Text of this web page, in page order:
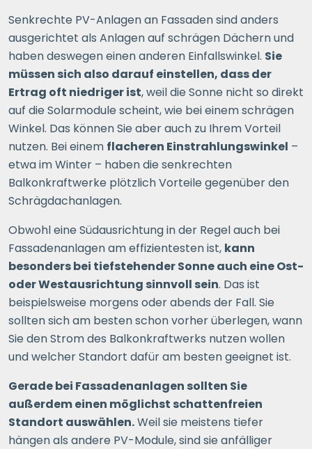
Senkrechte PV-Anlagen an Fassaden sind anders
ausgerichtet als Anlagen auf schrägen Dächern und
haben deswegen einen anderen Einfallswinkel. Sie
müssen sich also darauf einstellen, dass der
Ertrag oft niedriger ist, weil die Sonne nicht so direkt
auf die Solarmodule scheint, wie bei einem schrägen
Winkel. Das können Sie aber auch zu Ihrem Vorteil
nutzen. Bei einem flacheren Einstrahlungswinkel –
etwa im Winter – haben die senkrechten
Balkonkraftwerke plötzlich Vorteile gegenüber den
Schrägdachanlagen.
Obwohl eine Südausrichtung in der Regel auch bei
Fassadenanlagen am effizientesten ist, kann
besonders bei tiefstehender Sonne auch eine Ost-
oder Westausrichtung sinnvoll sein. Das ist
beispielsweise morgens oder abends der Fall. Sie
sollten sich am besten schon vorher überlegen, wann
Sie den Strom des Balkonkraftwerks nutzen wollen
und welcher Standort dafür am besten geeignet ist.
Gerade bei Fassadenanlagen sollten Sie
außerdem einen möglichst schattenfreien
Standort auswählen.Weil sie meistens tiefer
hängen als andere PV-Module, sind sie anfälliger